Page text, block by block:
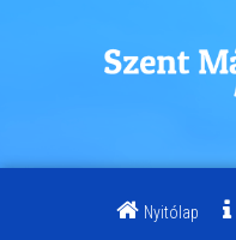
Nyitólap